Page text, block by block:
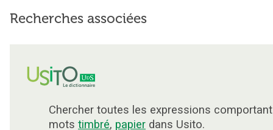
Recherches associées
Chercher toutes les expressions
mots timbré, papier dans Usito.